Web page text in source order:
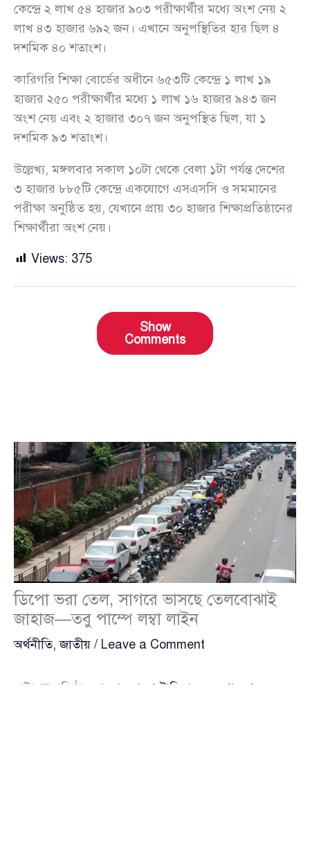
কেন্দ্রে ২ লাখ ৫৪ হাজার ৯০৩ পরীক্ষার্থীর মধ্যে অংশ নেয় ২
লাখ ৪৩ হাজার ৬৯২ জন। এখানে অনুপস্থিতির হার ছিল ৪
দশমিক ৪০ শতাংশ।
কারিগরি শিক্ষা বোর্ডের অধীনে ৬৫৩টি কেন্দ্রে ১ লাখ ১৯
হাজার ২৫০ পরীক্ষার্থীর মধ্যে ১ লাখ ১৬ হাজার ৯৪৩ জন
অংশ নেয় এবং ২ হাজার ৩০৭ জন অনুপস্থিত ছিল, যা ১
দশমিক ৯৩ শতাংশ।
উল্লেখ্য, মঙ্গলবার সকাল ১০টা থেকে বেলা ১টা পর্যন্ত দেশের
৩ হাজার ৮৮৫টি কেন্দ্রে একযোগে এসএসসি ও সমমানের
পরীক্ষা অনুষ্ঠিত হয়, যেখানে প্রায় ৩০ হাজার শিক্ষাপ্রতিষ্ঠানের
শিক্ষার্থীরা অংশ নেয়।
Views: 375
Show
Comments
ডিপো ভরা তেল, সাগরে ভাসছে তেলবোঝাই
জাহাজ—তবু পাম্পে লম্বা লাইন
অর্থনীতি,জাতীয় / Leave a Comment
রাষ্ট্রায়ত্ত প্রতিষ্ঠান
বাংলাদেশ পেট্রোলিয়াম করপোরেশন